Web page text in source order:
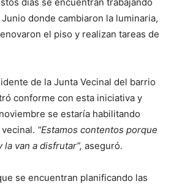
donde cambiaron la luminaria,
el piso y realizan tareas de
de la Junta Vecinal del barrio
conforme con esta iniciativa y
se estaría habilitando
“Estamos contentos porque
van a disfrutar”, aseguró.
se encuentran planificando las